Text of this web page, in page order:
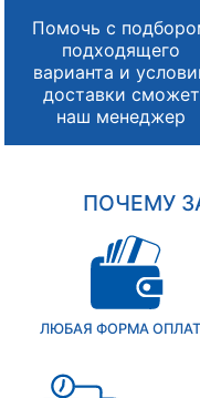
Помочь с
подходящего
варианта и
доставки сможет
наш менеджер
ПОЧЕМУ
ЛЮБАЯ ФОРМА